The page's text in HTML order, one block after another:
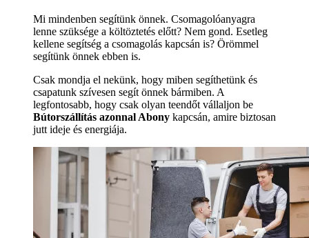
Mi mindenben segítünk önnek. Csomagolóanyagra
lenne szüksége a költöztetés előtt? Nem gond. Esetleg
kellene segítség a csomagolás kapcsán is? Örömmel
segítünk önnek ebben is.
Csak mondja el nekünk, hogy miben segíthetünk és
csapatunk szívesen segít önnek bármiben. A
legfontosabb, hogy csak olyan teendőt vállaljon be
Bútorszállítás azonnal Abony kapcsán, amire biztosan
jutt ideje és energiája.